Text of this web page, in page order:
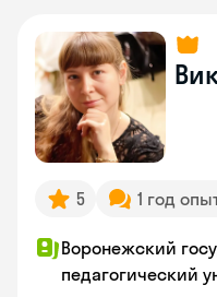
5 1 год
Воронежский
педагогический